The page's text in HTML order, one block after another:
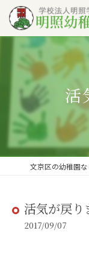
活
活気が戻り
2017/09/07